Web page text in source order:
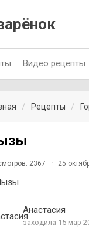
Видео рецепты
Рецепты
2367 25
Анастасия
заходила 15 мар